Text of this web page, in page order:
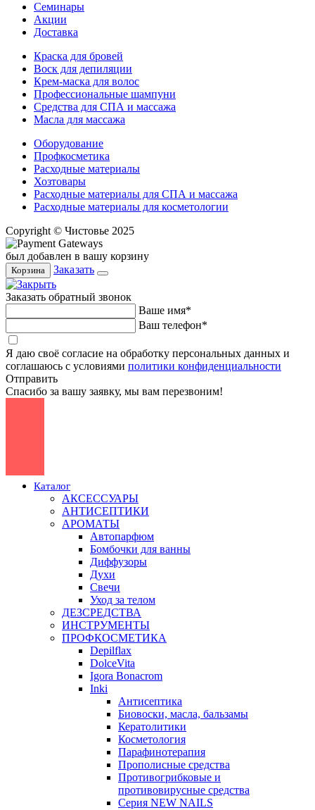
Семинары
Акции
Доставка
Краска для бровей
Воск для депиляции
Крем-маска для волос
Профессиональные шампуни
Средства для СПА и массажа
Масла для массажа
Оборудование
Профкосметика
Расходные материалы
Хозтовары
Расходные материалы для СПА и массажа
Расходные материалы для косметологии
Copyright © Чистовье 2025
был добавлен в вашу корзину
Корзина Заказать
Заказать обратный звонок
Ваше имя*
Ваш телефон*
Я даю своё согласие на обработку персональных данных и
соглашаюсь с условиями политики конфиденциальности
Отправить
Спасибо за вашу заявку, мы вам перезвоним!
Каталог
АКСЕССУАРЫ
АНТИСЕПТИКИ
АРОМАТЫ
Автопарфюм
Бомбочки для ванны
Диффузоры
Духи
Свечи
Уход за телом
ДЕЗСРЕДСТВА
ИНСТРУМЕНТЫ
ПРОФКОСМЕТИКА
Depilflax
DolceVita
Igora Bonacrom
Inki
Антисептика
Биовоски, масла, бальзамы
Кератолитики
Косметология
Парафинотерапия
Прополисные средства
Противогрибковые и
противовирусные средства
Серия NEW NAILS